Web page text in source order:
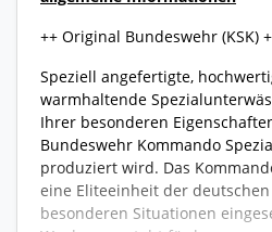
++ Original Bundeswehr (KSK)
Speziell angefertigte,
warmhaltende
Ihrer besonderen
Bundeswehr Kommando
produziert wird. Das
eine Eliteeinheit der
besonderen Situationen